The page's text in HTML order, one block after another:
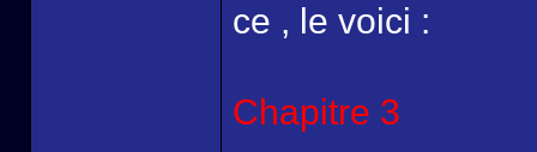
ce , le voici :
Chapitre 3